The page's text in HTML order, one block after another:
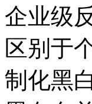
企业级
区别于
制化黑